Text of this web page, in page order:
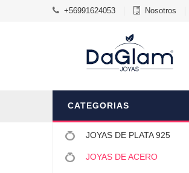
+56991624053 Nosotros
CATEGORIAS
JOYAS DE PLATA 925
JOYAS DE ACERO